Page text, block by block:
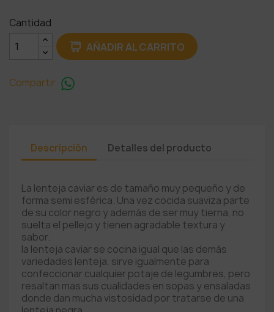
Cantidad
AÑADIR AL CARRITO
Compartir
Descripción Detalles del producto
La lenteja caviar es de tamaño muy pequeño y de
forma semi esférica. Una vez cocida suaviza parte
de su color negro y además de ser muy tierna, no
suelta el pellejo y tienen agradable textura y
sabor.
la lenteja caviar se cocina igual que las demás
variedades lenteja, sirve igualmente para
confeccionar cualquier potaje de legumbres, pero
resaltan mas sus cualidades en sopas y ensaladas
donde dan mucha vistosidad por tratarse de una